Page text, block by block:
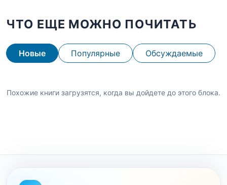
ЧТО ЕЩЕ МОЖНО ПОЧИТАТЬ
Новые Популярные Обсуждаемые
Похожие книги загрузятся, когда вы дойдете до этого блока.